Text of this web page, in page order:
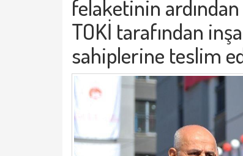
felaketinin
TOKİ tarafından
sahiplerine teslim